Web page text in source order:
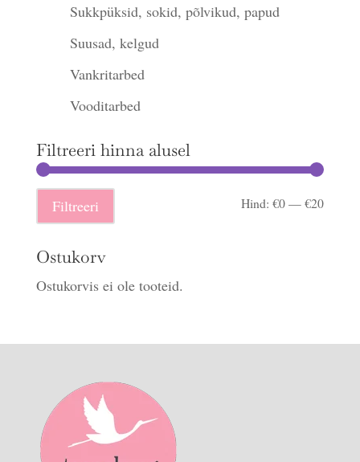
Sukkpüksid, sokid, põlvikud, papud
Suusad, kelgud
Vankritarbed
Vooditarbed
Filtreeri hinna alusel
Filtreeri Hind:€0—€20
Ostukorv
Ostukorvis ei ole tooteid.